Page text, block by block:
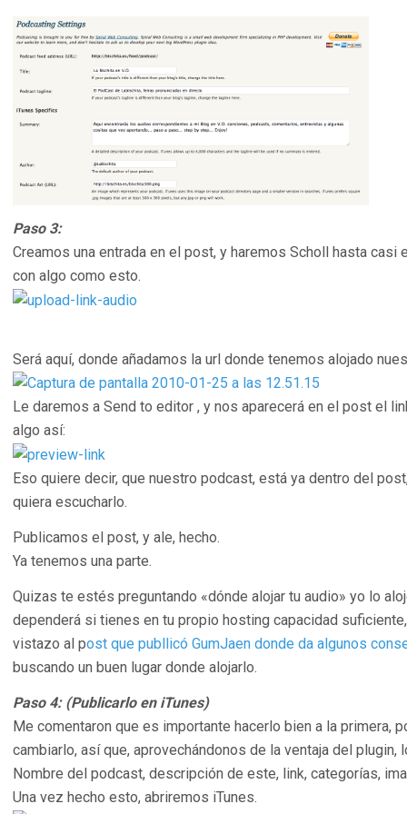
Paso 3:
Creamos una entrada en el post, y haremos Scholl hasta casi
con algo como esto.
Será aquí, donde añadamos la url donde tenemos alojado
Le daremos a Send to editor , y nos aparecerá en el post el
algo así:
Eso quiere decir, que nuestro podcast, está ya dentro del
quiera escucharlo.
Publicamos el post, y ale, hecho.
Ya tenemos una parte.
Quizas te estés preguntando «dónde alojar tu audio» yo lo
dependerá si tienes en tu propio hosting capacidad
vistazo al post que publlicó GumJaen donde da algunos
buscando un buen lugar donde alojarlo.
Paso 4: (Publicarlo en iTunes)
Me comentaron que es importante hacerlo bien a la primera,
cambiarlo, así que, aprovechándonos de la ventaja del
Nombre del podcast, descripción de este, link, categorías,
Una vez hecho esto, abriremos iTunes.